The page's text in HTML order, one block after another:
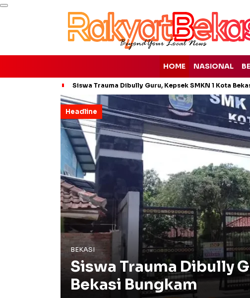
HOME NASIONAL
Siswa Trauma Dibully Guru, Kepsek SMKN 1 Kota
Headline
BEKASI
Siswa Trauma Dibully
Bekasi Bungkam